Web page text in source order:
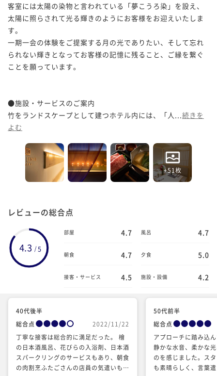
客室には太陽の染物と言われている「夢こうろ染」を設え、
太陽に照らされて光る輝きのようにお客様をお迎えいたしま
す。
一期一会の体験をご提案する月の光でありたい、そして忘れ
られない輝きとなってお客様の記憶に残ること、ご縁を繋ぐ
ことを願っています。
●施設・サービスのご案内
竹をランドスケープとして建つホテル内には、「人... 続きを
よむ
+51枚
レビューの総合点
4.3 /5
部屋 4.7 風呂 4.7
朝食 4.7 夕食 5.0
接客・サービス 4.5 施設・設備 4.2
40代後半
総合点
2022/11/22
丁寧な接客は総合的に満足だった。 檜
の日本酒風呂、花びらの入浴剤、日本酒
スパークリングのサービスもあり、朝食
の肉割烹ふたごさんの店員の気遣いも非
50代前半
総合点
アプローチに踏み込
静かな水音、柔かな
のを感じました。ス
も素晴らしく、言葉